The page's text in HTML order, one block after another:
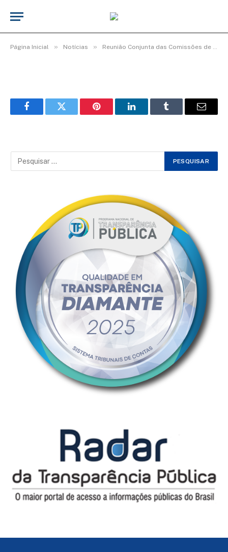
Página Inicial » Notícias » Reunião Conjunta das Comissões de Legislação, Justiça e Redação Final e Comissão de Finanças e Orçamento.
WhatsApp Image 2025-11-24 at 13.04.04
FacebookTwitter Pinterest LinkedInTumblr Email